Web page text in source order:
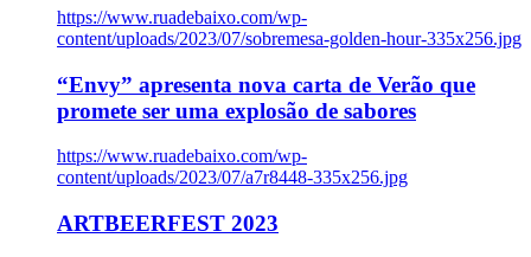
https://www.ruadebaixo.com/wp-
content/uploads/2023/07/sobremesa-golden-hour-335x256.jpg
“Envy” apresenta nova carta de Verão que
promete ser uma explosão de sabores
https://www.ruadebaixo.com/wp-
content/uploads/2023/07/a7r8448-335x256.jpg
ARTBEERFEST 2023